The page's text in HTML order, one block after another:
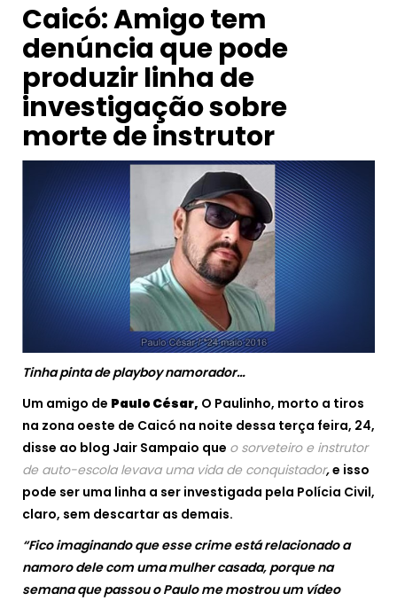
Caicó: Amigo tem
denúncia que pode
produzir linha de
investigação sobre
morte de instrutor
Tinha pinta de playboy namorador…
Um amigo de Paulo César, O Paulinho, morto a tiros
na zona oeste de Caicó na noite dessa terça feira, 24,
disse ao blog Jair Sampaio que o sorveteiro e instrutor
de auto-escola levava uma vida de conquistador,e isso
pode ser uma linha a ser investigada pela Polícia Civil,
claro, sem descartar as demais.
“Fico imaginando que esse crime está relacionado a
namoro dele com uma mulher casada, porque na
semana que passou o Paulo me mostrou um vídeo